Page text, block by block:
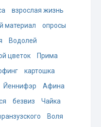
взрослая жизнь
материал
опросы
Водолей
цветок
Прима
картошка
Йеннифэр
Афина
безвиз
Чайка
Воля